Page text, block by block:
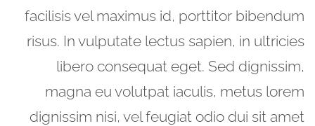
facilisis vel maximus id, porttitor bibendum
risus. In vulputate lectus sapien, in ultricies
libero consequat eget. Sed dignissim,
magna eu volutpat iaculis, metus lorem
dignissim nisi, vel feugiat odio dui sit amet